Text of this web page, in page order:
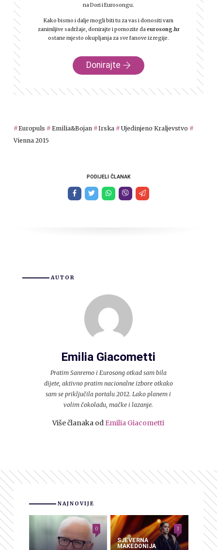
na Dori i Eurosongu.
Kako bismo i dalje mogli biti tu za vas i donositi vam
zanimljive sadržaje, donirajte i pomozite da eurosong.hr
ostane mjesto okupljanja za sve fanove iz regije.
Donirajte
Europuls Emilia&Bojan Irska
Ujedinjeno Kraljevstvo
Vienna 2015
PODIJELI ČLANAK
AUTOR
Emilia Giacometti
Pratim Sanremo i Eurosong otkad sam bila
dijete, aktivno pratim nacionalne izbore otkako
sam se priključila portalu 2012. Lako planem i
volim čokoladu, mačke i lazanje.
Više članaka od Emilia Giacometti
NAJNOVIJE
0
SJEVERNA
MAKEDONIJA
3